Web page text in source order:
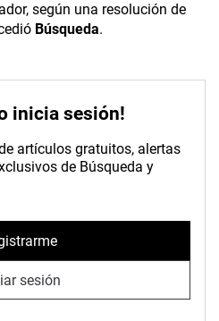
según una resolución de
Búsqueda.
inicia sesión!
artículos gratuitos, alertas
de Búsqueda y
sesión